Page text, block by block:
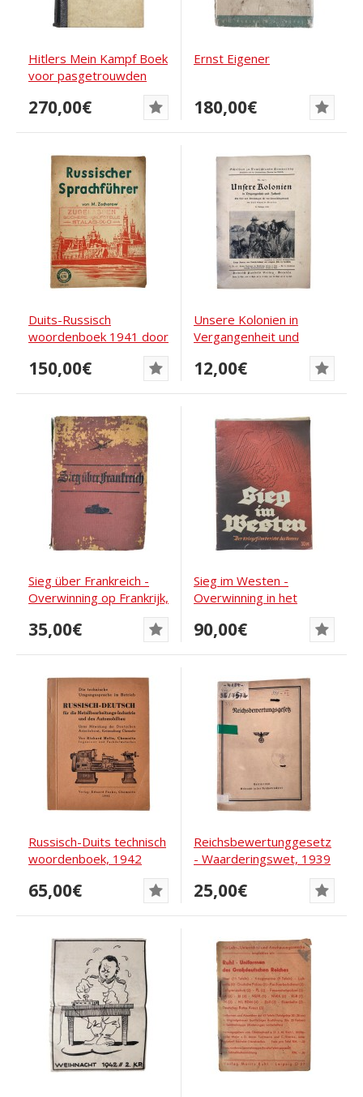
Hitlers Mein Kampf Boek
voor pasgetrouwden
270,00€
Ernst Eigener
180,00€
Duits-Russisch
woordenboek 1941 door
150,00€
Unsere Kolonien in
Vergangenheit und
12,00€
Sieg über Frankreich -
Overwinning op Frankrijk,
35,00€
Sieg im Westen -
Overwinning in het
Westen, campagne in...
90,00€
Russisch-Duits technisch
woordenboek, 1942
65,00€
Reichsbewertunggesetz
- Waarderingswet, 1939
25,00€